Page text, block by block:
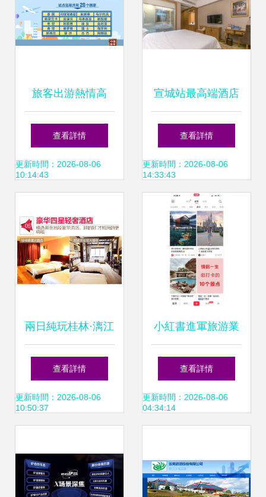
旅客出游熱情高
漲，各地爭相辦理
出入境業務，旅游
查看詳情
更新時間：2026-08-06
10:14:43
宣城站最高端酒店
硬件與服務遠超預
期，中轉住宿與旅
游體驗的絕佳選擇
查看詳情
更新時間：2026-08-06
14:33:43
兩日純玩桂林·漓江
·陽朔·龍脊三月精
品游 尋訪龍脊瑤
與溶洞奇景
查看詳情
更新時間：2026-08-06
10:50:37
小紅書進軍旅游業
種草之戰，還是差
異化競爭？
查看詳情
更新時間：2026-08-06
04:34:14